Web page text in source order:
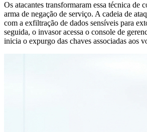
Os atacantes transformaram essa técnica de
arma de negação de serviço. A cadeia de
com a exfiltração de dados sensíveis para
seguida, o invasor acessa o console de
inicia o expurgo das chaves associadas aos